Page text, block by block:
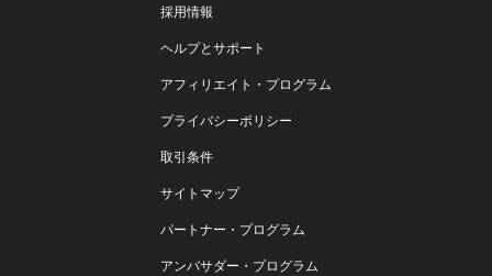
採用情報
ヘルプとサポート
アフィリエイト・プログラム
プライバシーポリシー
取引条件
サイトマップ
パートナー・プログラム
アンバサダー・プログラム